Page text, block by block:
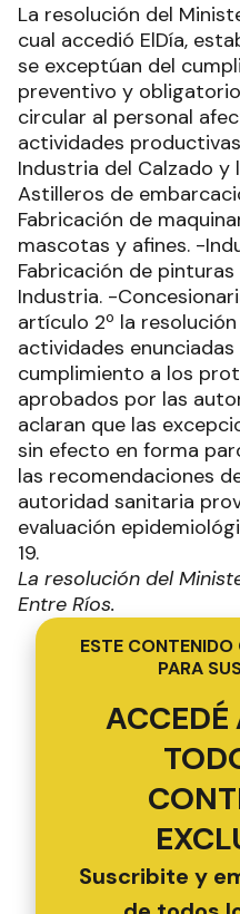
La resolución del
cual accedió ElDía,
se exceptúan del
preventivo y
circular al personal
actividades
Industria del Calzado y
Astilleros de
Fabricación de
mascotas y afines. -
Fabricación de
Industria. -
artículo 2º la
actividades
cumplimiento a los
aprobados por las
aclaran que las
sin efecto en forma
las recomendaciones
autoridad sanitaria
evaluación
19.
La resolución del
Entre Ríos.
ESTE
PARA
ACCEDÉ
Suscribite y